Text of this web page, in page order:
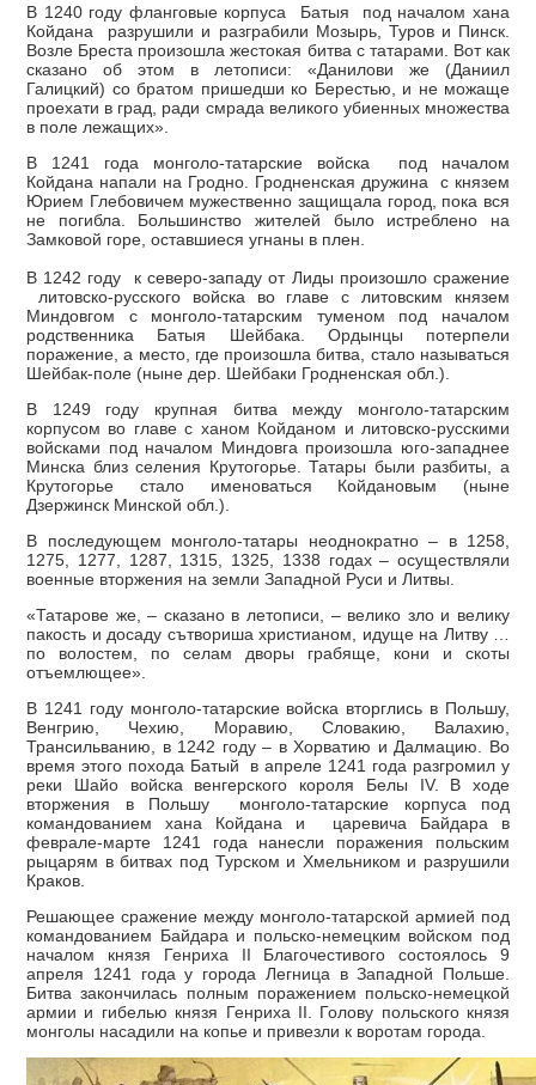
В 1240 году фланговые корпуса Батыя под началом хана
Койдана разрушили и разграбили Мозырь, Туров и Пинск.
Возле Бреста произошла жестокая битва с татарами. Вот как
сказано об этом в летописи: «Данилови же (Даниил
Галицкий) со братом пришедши ко Берестью, и не можаще
проехати в град, ради смрада великого убиенных множества
в поле лежащих».
В 1241 года монголо-татарские войска под началом
Койдана напали на Гродно. Гродненская дружина с князем
Юрием Глебовичем мужественно защищала город, пока вся
не погибла. Большинство жителей было истреблено на
Замковой горе, оставшиеся угнаны в плен.
В 1242 году к северо-западу от Лиды произошло сражение
литовско-русского войска во главе с литовским князем
Миндовгом с монголо-татарским туменом под началом
родственника Батыя Шейбака. Ордынцы потерпели
поражение, а место, где произошла битва, стало называться
Шейбак-поле (ныне дер. Шейбаки Гродненская обл.).
В 1249 году крупная битва между монголо-татарским
корпусом во главе с ханом Койданом и литовско-русскими
войсками под началом Миндовга произошла юго-западнее
Минска близ селения Крутогорье. Татары были разбиты, а
Крутогорье стало именоваться Койдановым (ныне
Дзержинск Минской обл.).
В последующем монголо-татары неоднократно – в 1258,
1275, 1277, 1287, 1315, 1325, 1338 годах – осуществляли
военные вторжения на земли Западной Руси и Литвы.
«Татарове же, – сказано в летописи, – велико зло и велику
пакость и досаду сътвориша христианом, идуще на Литву …
по волостем, по селам дворы грабяще, кони и скоты
отъемлющее».
В 1241 году монголо-татарские войска вторглись в Польшу,
Венгрию, Чехию, Моравию, Словакию, Валахию,
Трансильванию, в 1242 году – в Хорватию и Далмацию. Во
время этого похода Батый в апреле 1241 года разгромил у
реки Шайо войска венгерского короля Белы IV. В ходе
вторжения в Польшу монголо-татарские корпуса под
командованием хана Койдана и царевича Байдара в
феврале-марте 1241 года нанесли поражения польским
рыцарям в битвах под Турском и Хмельником и разрушили
Краков.
Решающее сражение между монголо-татарской армией под
командованием Байдара и польско-немецким войском под
началом князя Генриха II Благочестивого состоялось 9
апреля 1241 года у города Легница в Западной Польше.
Битва закончилась полным поражением польско-немецкой
армии и гибелью князя Генриха II. Голову польского князя
монголы насадили на копье и привезли к воротам города.